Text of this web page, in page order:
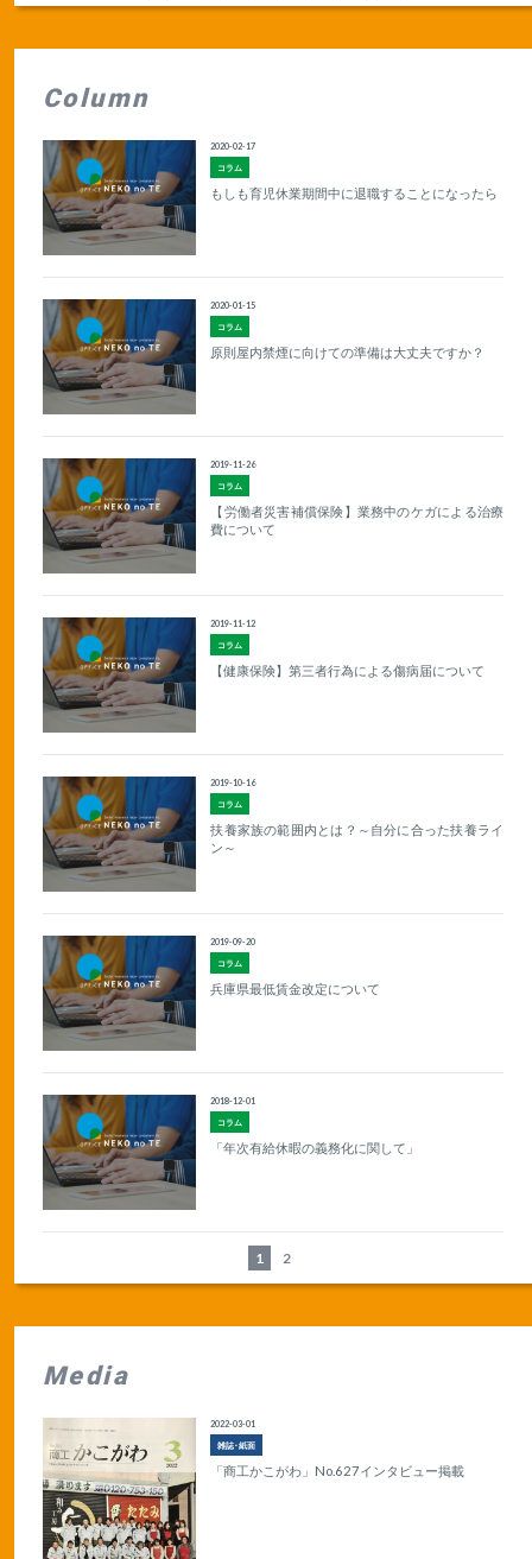
Column
コラム
2020-02-17
もしも育児休業期間中に退職することになったら
コラム
2020-01-15
原則屋内禁煙に向けての準備は大丈夫ですか？
コラム
2019-11-26
【労働者災害補償保険】業務中のケガによる治療
費について
コラム
2019-11-12
【健康保険】第三者行為による傷病届について
コラム
2019-10-16
扶養家族の範囲内とは？～自分に合った扶養ライ
ン～
コラム
2019-09-20
兵庫県最低賃金改定について
コラム
2018-12-01
「年次有給休暇の義務化に関して」
1 2
Media
雑誌･紙面
2022-03-01
「商工かこがわ」No.627インタビュー掲載